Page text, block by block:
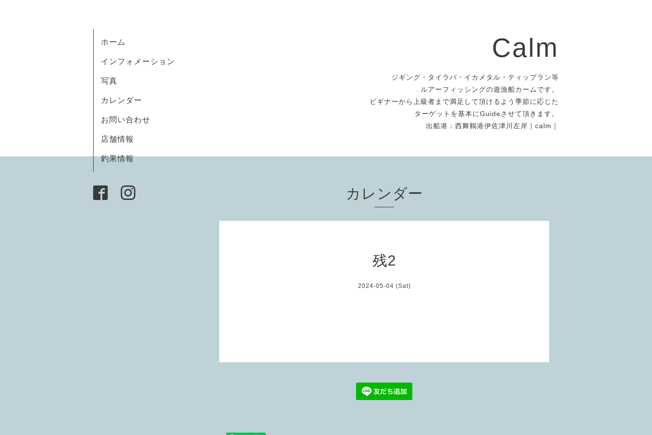
Calm
ジギング・タイラバ・イカメタル・ティップラン等
ルアーフィッシングの遊漁船カームです。
ビギナーから上級者まで満足して頂けるよう季節に応じた
ターゲットを基本にGuideさせて頂きます。
出船港：西舞鶴港伊佐津川左岸｜calm｜
ホーム
インフォメーション
写真
カレンダー
お問い合わせ
店舗情報
釣果情報
カレンダー
残2
2024-05-04 (Sat)